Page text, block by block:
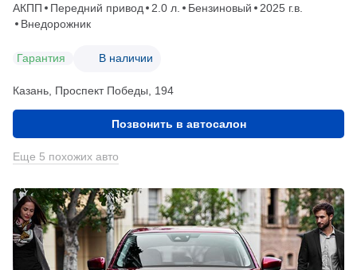
АКПП Передний привод 2.0 л. Бензиновый
2025 г.в.
Внедорожник
Гарантия В наличии
Казань, Проспект Победы, 194
Позвонить в автосалон
Еще 5 похожих авто